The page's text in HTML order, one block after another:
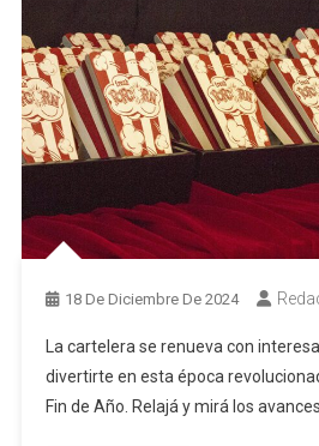
18 De Diciembre De 2024
La cartelera se renueva con
divertirte en esta época
Fin de Año. Relajá y mirá los avances.